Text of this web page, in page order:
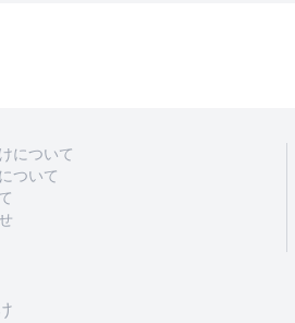
について
ついて